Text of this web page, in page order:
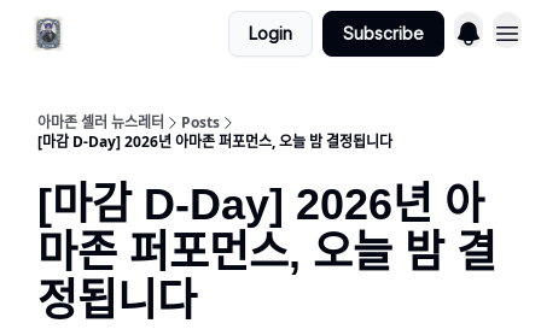
Login Subscribe
아마존 셀러 뉴스레터
Posts
[마감 D-Day] 2026년 아마존 퍼포먼스, 오늘 밤 결정됩니다
[마감 D-Day] 2026년 아
마존 퍼포먼스, 오늘 밤 결
정됩니다